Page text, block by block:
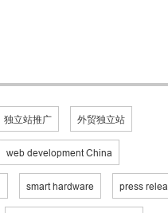
独立站推广 外贸独立站
web development China
smart hardware press